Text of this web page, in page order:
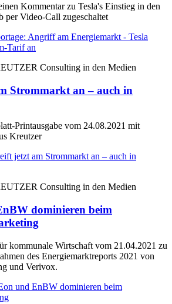
Kommentar zu Tesla's Einstieg in den
per Video-Call zugeschaltet
Angriff am Energiemarkt - Tesla
Tarif an
Consulting in den Medien
Strommarkt an – auch in
Printausgabe vom 24.08.2021 mit
Kreutzer
jetzt am Strommarkt an – auch in
Consulting in den Medien
dominieren beim
kommunale Wirtschaft vom 21.04.2021 zu
des Energiemarktreports 2021 von
und Verivox.
und EnBW dominieren beim